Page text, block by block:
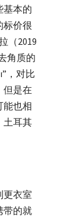
基本的
标价很
（2019
角质的
，对比
但是在
能也相
土耳其
更衣室
带的就